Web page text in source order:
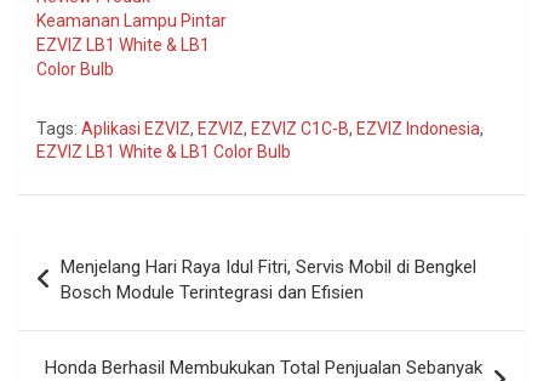
Keamanan Lampu Pintar
EZVIZ LB1 White & LB1
Color Bulb
Tags: Aplikasi EZVIZ, EZVIZ, EZVIZ C1C-B, EZVIZ Indonesia,
EZVIZ LB1 White & LB1 Color Bulb
pos
Menjelang Hari Raya Idul Fitri, Servis Mobil di Bengkel
Bosch Module Terintegrasi dan Efisien
Honda Berhasil Membukukan Total Penjualan Sebanyak